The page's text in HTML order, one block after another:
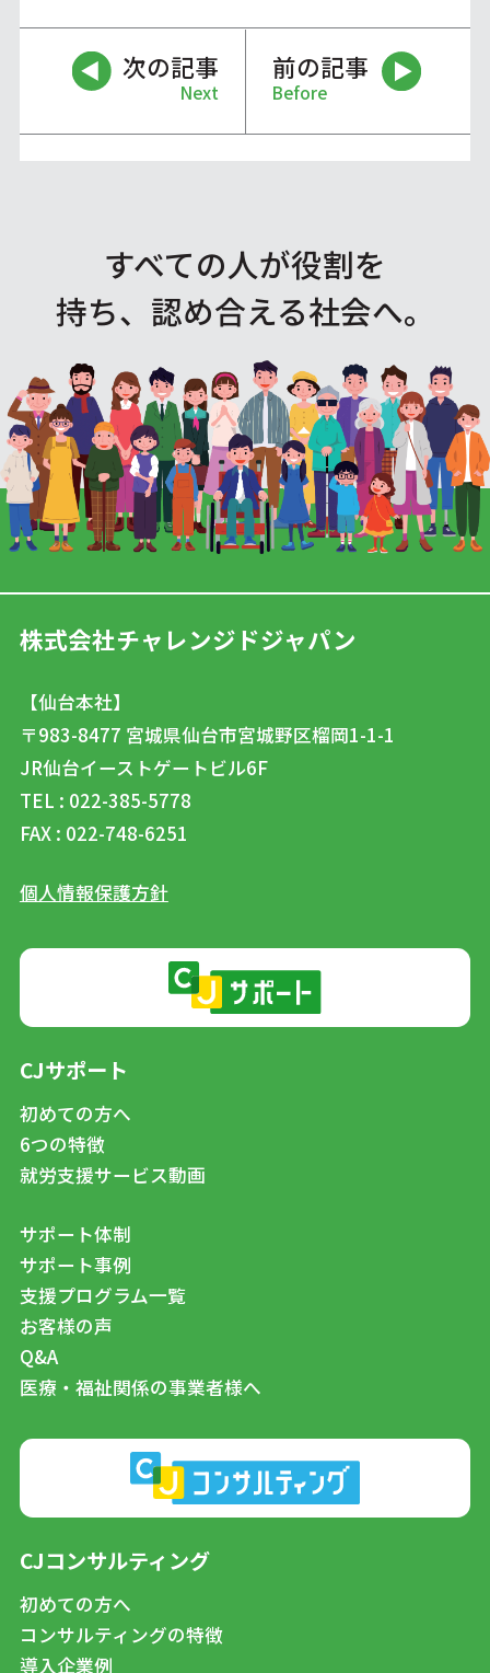
次の記事
Next
前の記事
Before
すべての人が役割を
持ち、認め合える社会へ。
株式会社チャレンジドジャパン
【仙台本社】
〒983-8477 宮城県仙台市宮城野区榴岡1-1-1
JR仙台イーストゲートビル6F
TEL : 022-385-5778
FAX : 022-748-6251
個人情報保護方針
CJサポート
初めての方へ
6つの特徴
就労支援サービス動画
サポート体制
サポート事例
支援プログラム一覧
お客様の声
Q&A
医療・福祉関係の事業者様へ
CJコンサルティング
初めての方へ
コンサルティングの特徴
導入企業例